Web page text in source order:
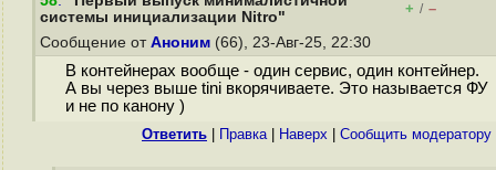
системы инициализации Nitro"
+ / –
Сообщение от Аноним (66), 23-Авг-25, 22:30
В контейнерах вообще - один сервис, один контейнер.
А вы через выше tini вкорячиваете. Это называется ФУ
и не по канону )
Ответить Правка| Наверх Cообщить модератору